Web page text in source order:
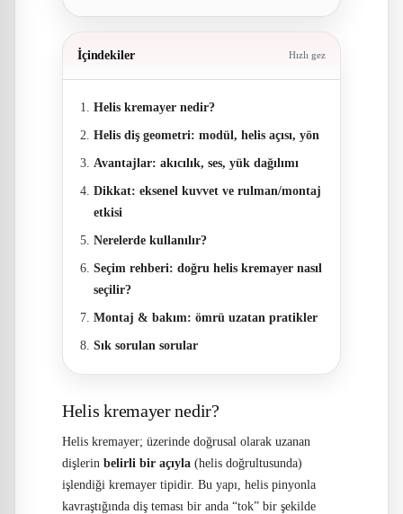
İçindekiler Hızlı gez
Helis kremayer nedir?
Helis diş geometri: modül, helis açısı, yön
Avantajlar: akıcılık, ses, yük dağılımı
Dikkat: eksenel kuvvet ve rulman/montaj
etkisi
Nerelerde kullanılır?
Seçim rehberi: doğru helis kremayer nasıl
seçilir?
Montaj & bakım: ömrü uzatan pratikler
Sık sorulan sorular
Helis kremayer nedir?
Helis kremayer; üzerinde doğrusal olarak uzanan
dişlerin belirli bir açıyla (helis doğrultusunda)
işlendiği kremayer tipidir. Bu yapı, helis pinyonla
kavraştığında diş teması bir anda “tok” bir şekilde